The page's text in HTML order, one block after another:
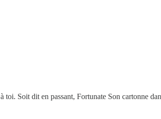
Soit dit en passant, Fortunate Son cartonne